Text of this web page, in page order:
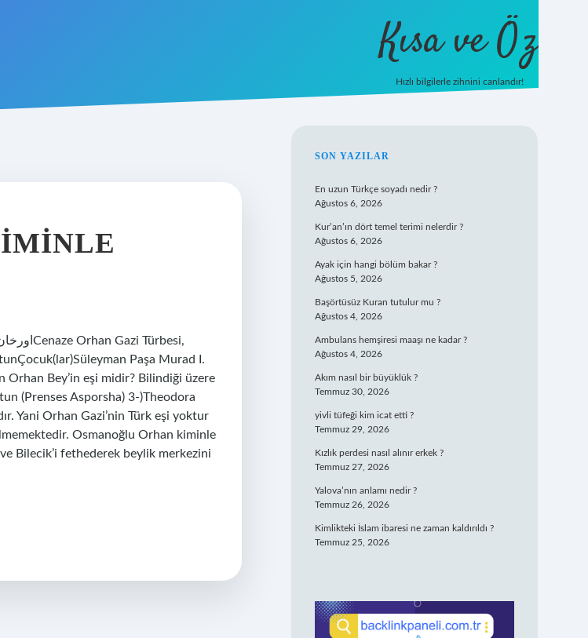
Kısa ve Öz
Hızlı bilgilerle zihnini canlandır!
Paşa Murad I.
Orhan Bey’in eşi midir? Bilindiği üzere
(Prenses Asporsha) 3-)Theodora
Yani Orhan Gazi’nin Türk eşi yoktur
Osmanoğlu Orhan kiminle
ve Bilecik’i fethederek beylik merkezini
SIDEBAR
SON YAZILAR
En uzun Türkçe soyadı nedir ?
Ağustos 6, 2026
Kur’an’ın dört temel terimi nelerdir ?
Ağustos 6, 2026
Ayak için hangi bölüm bakar ?
Ağustos 5, 2026
Başörtüsüz Kuran tutulur mu ?
Ağustos 4, 2026
Ambulans hemşiresi maaşı ne kadar ?
Ağustos 4, 2026
Akım nasıl bir büyüklük ?
Temmuz 30, 2026
yivli tüfeği kim icat etti ?
Temmuz 29, 2026
Kızlık perdesi nasıl alınır erkek ?
Temmuz 27, 2026
Yalova’nın anlamı nedir ?
Temmuz 26, 2026
Kimlikteki İslam ibaresi ne zaman kaldırıldı ?
Temmuz 25, 2026